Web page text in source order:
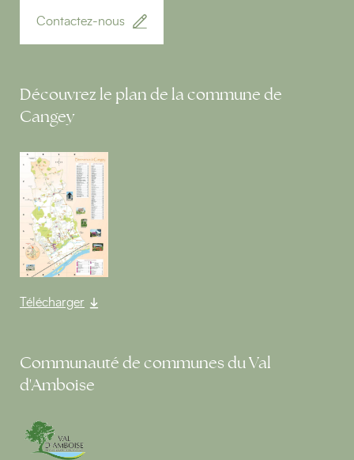
Contactez-nous
Découvrez le plan de la commune de
Cangey
Télécharger
Communauté de communes du Val
d'Amboise